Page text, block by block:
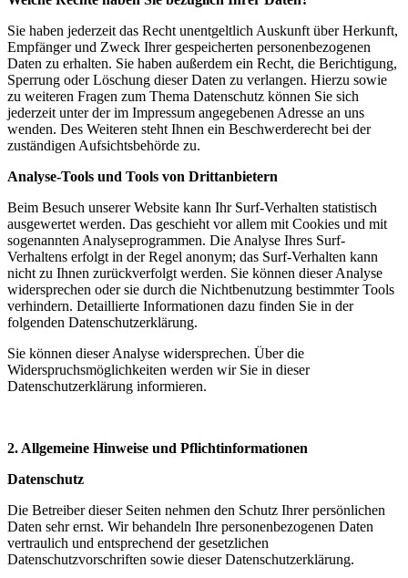
Sie haben jederzeit das Recht unentgeltlich Auskunft über Herkunft,
Empfänger und Zweck Ihrer gespeicherten personenbezogenen
Daten zu erhalten. Sie haben außerdem ein Recht, die Berichtigung,
Sperrung oder Löschung dieser Daten zu verlangen. Hierzu sowie
zu weiteren Fragen zum Thema Datenschutz können Sie sich
jederzeit unter der im Impressum angegebenen Adresse an uns
wenden. Des Weiteren steht Ihnen ein Beschwerderecht bei der
zuständigen Aufsichtsbehörde zu.
Analyse-Tools und Tools von Drittanbietern
Beim Besuch unserer Website kann Ihr Surf-Verhalten statistisch
ausgewertet werden. Das geschieht vor allem mit Cookies und mit
sogenannten Analyseprogrammen. Die Analyse Ihres Surf-
Verhaltens erfolgt in der Regel anonym; das Surf-Verhalten kann
nicht zu Ihnen zurückverfolgt werden. Sie können dieser Analyse
widersprechen oder sie durch die Nichtbenutzung bestimmter Tools
verhindern. Detaillierte Informationen dazu finden Sie in der
folgenden Datenschutzerklärung.
Sie können dieser Analyse widersprechen. Über die
Widerspruchsmöglichkeiten werden wir Sie in dieser
Datenschutzerklärung informieren.
2. Allgemeine Hinweise und Pflichtinformationen
Datenschutz
Die Betreiber dieser Seiten nehmen den Schutz Ihrer persönlichen
Daten sehr ernst. Wir behandeln Ihre personenbezogenen Daten
vertraulich und entsprechend der gesetzlichen
Datenschutzvorschriften sowie dieser Datenschutzerklärung.